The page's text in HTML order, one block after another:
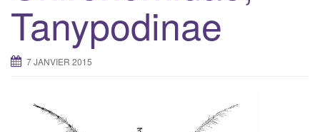
Tanypodinae
7 JANVIER 2015